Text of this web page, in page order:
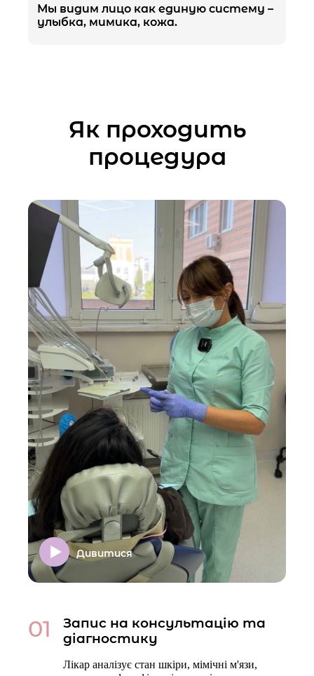
Мы видим лицо как единую систему –
улыбка, мимика, кожа.
Як проходить
процедура
Дивитися
01
Запис на консультацію та
діагностику
Лікар аналізує стан шкіри, мімічні м'язи,